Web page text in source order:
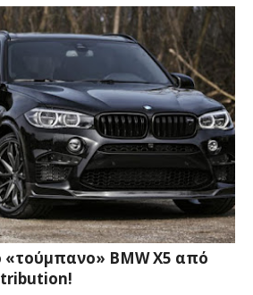
«τούμπανο» BMW X5 από